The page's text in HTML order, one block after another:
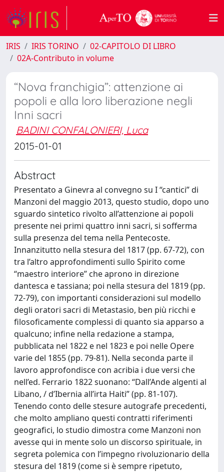
IRIS IRIS TORINO
02-CAPITOLO DI LIBRO
02A-Contributo in volume
“Nova franchigia”: attenzione ai
popoli e alla loro liberazione negli
Inni sacri
BADINI CONFALONIERI, Luca
2015-01-01
Abstract
Presentato a Ginevra al convegno su I “cantici” di
Manzoni del maggio 2013, questo studio, dopo uno
sguardo sintetico rivolto all’attenzione ai popoli
presente nei primi quattro inni sacri, si sofferma
sulla presenza del tema nella Pentecoste.
Innanzitutto nella stesura del 1817 (pp. 67-72), con
tra l’altro approfondimenti sullo Spirito come
“maestro interiore” che aprono in direzione
dantesca e tassiana; poi nella stesura del 1819 (pp.
72-79), con importanti considerazioni sul modello
degli oratori sacri di Metastasio, ben più ricchi e
filosoficamente complessi di quanto sia apparso a
qualcuno; infine nella redazione a stampa,
pubblicata nel 1822 e nel 1823 e poi nelle Opere
varie del 1855 (pp. 79-81). Nella seconda parte il
lavoro approfondisce con acribia i due versi che
nell’ed. Ferrario 1822 suonano: “Dall’Ande algenti al
Libano, / d’Ibernia all’irta Haiti” (pp. 81-107).
Tenendo conto delle stesure autografe precedenti,
che molto ampliano questi contratti riferimenti
geografici, lo studio dimostra come Manzoni non
avesse qui in mente solo un discorso spirituale, in
segreta polemica con l’impegno rivoluzionario della
stesura del 1819 (come si è sempre ripetuto,